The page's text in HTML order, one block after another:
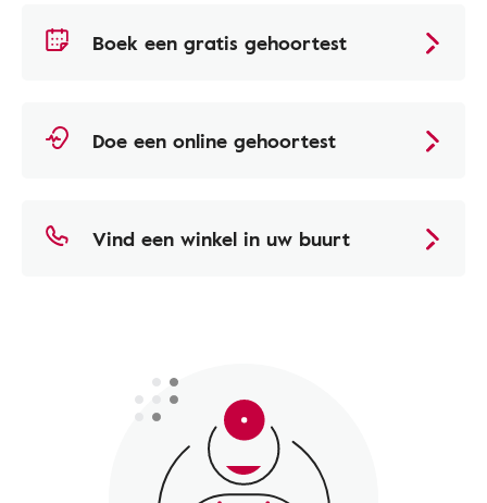
Boek een gratis gehoortest
Doe een online gehoortest
Vind een winkel in uw buurt